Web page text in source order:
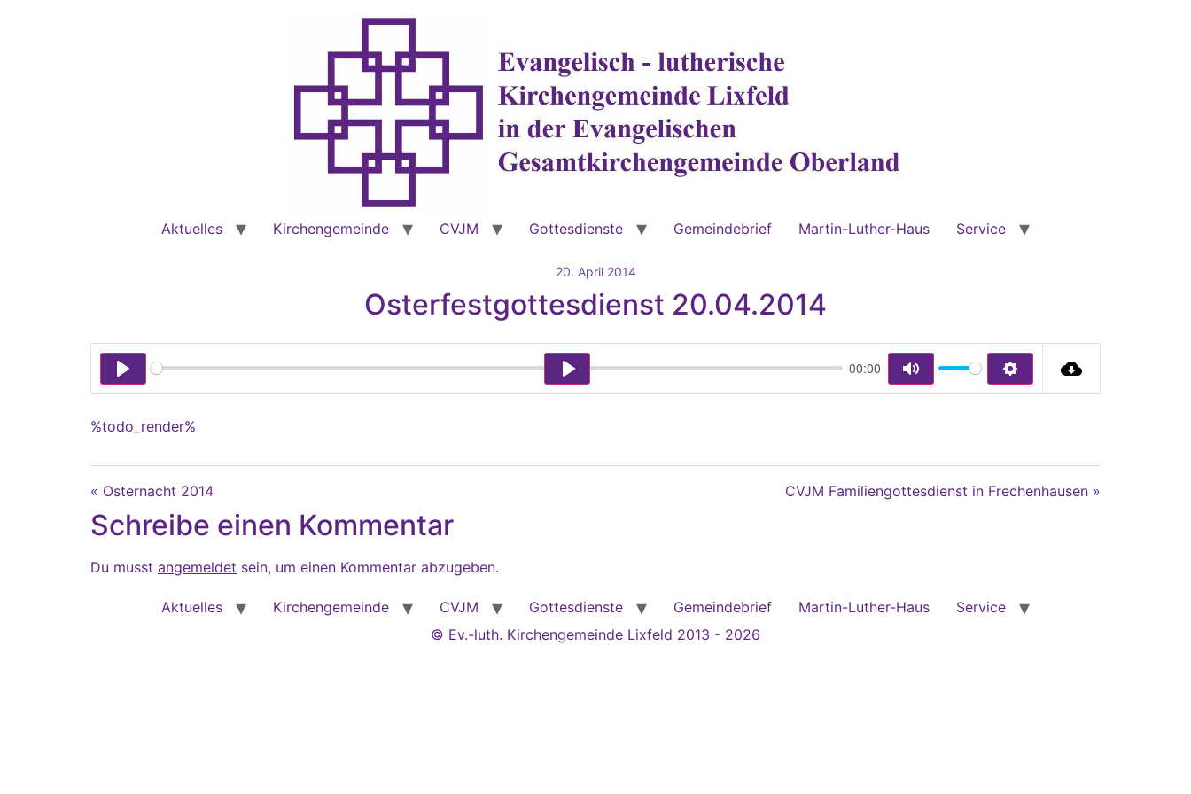
Aktuelles Kirchengemeinde CVJM Gottesdienste Gemeindebrief Martin-Luther-Haus Service
20. April 2014
Osterfestgottesdienst 20.04.2014
Play
00:00
Mute Settings
Play
%todo_render%
« Osternacht 2014 CVJM Familiengottesdienst in Frechenhausen »
Schreibe einen Kommentar
Du musst angemeldet sein, um einen Kommentar abzugeben.
Aktuelles Kirchengemeinde CVJM Gottesdienste Gemeindebrief Martin-Luther-Haus
Service
© Ev.-luth. Kirchengemeinde Lixfeld 2013 - 2026